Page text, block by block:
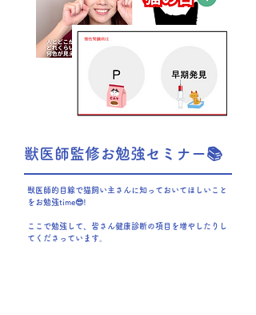
獣医師監修お勉強セミナー📚
獣医師的目線で猫飼い主さんに知っておいてほしいこと
をお勉強time😎!
ここで勉強して、皆さん健康診断の項目を増やしたりし
てくださっています。